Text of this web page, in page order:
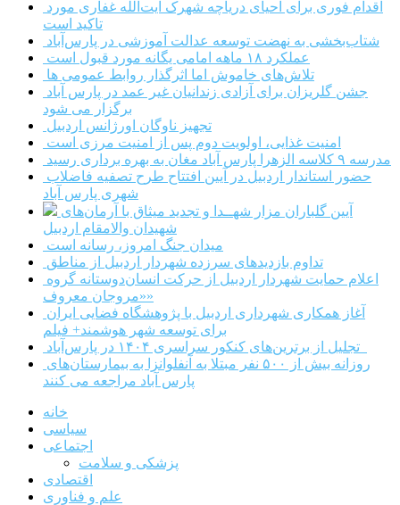
تاکید است
شتاب‌بخشی به نهضت توسعه عدالت آموزشی در پارس‌آباد
عملکرد ۱۸ ماهه امامی یگانه مورد قبول است
تلاش‌های خاموش اما اثرگذار روابط عمومی ها
برگزار می شود
تجهیز ناوگان اورژانس اردبیل
امنیت غذایی، اولویت دوم پس از امنیت مرزی است
مدرسه ۹ کلاسه الزهرا پارس آباد مغان به بهره برداری رسید
شهری پارس آباد
شهیدان والامقام اردبیل
میدان جنگ امروز، رسانه است
تداوم بازدیدهای سرزده شهردار اردبیل از مناطق
«مروجان معروف»
برای توسعه شهر هوشمند+ فیلم
پارس آباد مراجعه می کنند
خانه
سیاسی
اجتماعی
پزشکی و سلامت
اقتصادی
علم و فناوری